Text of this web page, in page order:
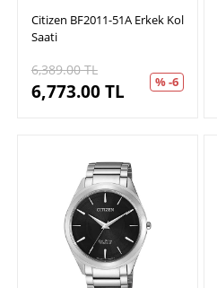
Citizen BF2011-51A Erkek Kol
Saati
6,389.00TL
6,773.00TL % -6